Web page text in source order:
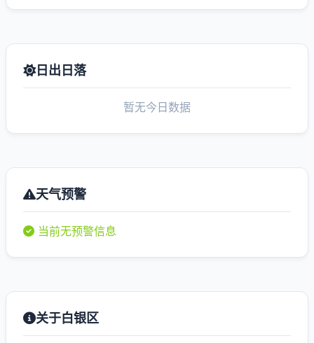
日出日落
暂无今日数据
天气预警
当前无预警信息
关于白银区